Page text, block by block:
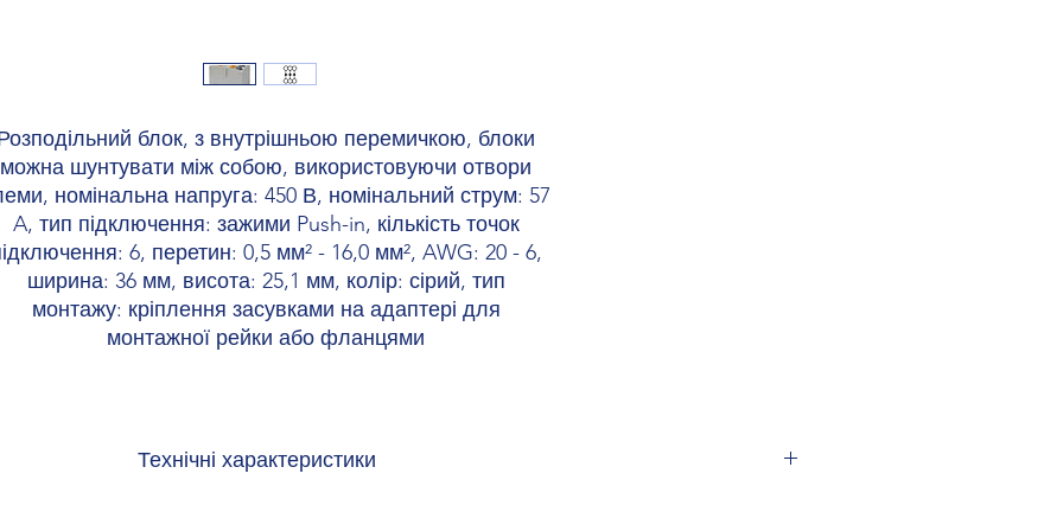
блок, з внутрішньою перемичкою, блоки
можна шунтувати між собою, використовуючи отвори
номінальна напруга: 450 В, номінальний струм: 57
A, тип підключення: зажими Push-in, кількість точок
6, перетин: 0,5 мм² - 16,0 мм², AWG: 20 - 6,
ширина: 36 мм, висота: 25,1 мм, колір: сірий, тип
монтажу: кріплення засувками на адаптері для
монтажної рейки або фланцями
Технічні характеристики